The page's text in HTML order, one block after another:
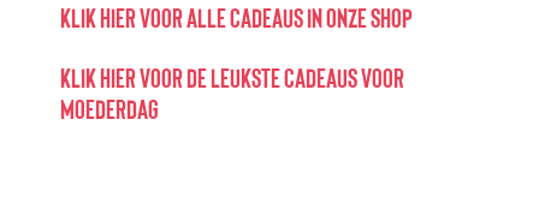
KLIK HIER VOOR ALLE CADEAUS IN ONZE SHOP
KLIK HIER VOOR DE LEUKSTE CADEAUS VOOR
MOEDERDAG